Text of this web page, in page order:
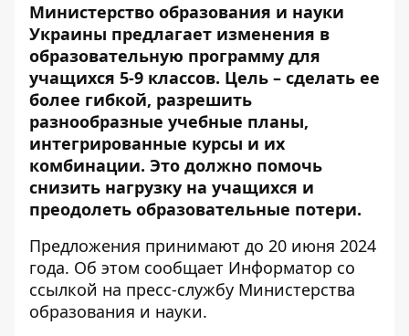
Министерство образования и науки
Украины предлагает изменения в
образовательную программу для
учащихся 5-9 классов. Цель – сделать ее
более гибкой, разрешить
разнообразные учебные планы,
интегрированные курсы и их
комбинации. Это должно помочь
снизить нагрузку на учащихся и
преодолеть образовательные потери.
Предложения принимают до 20 июня 2024
года. Об этом сообщает Информатор со
ссылкой на пресс-службу Министерства
образования и науки.